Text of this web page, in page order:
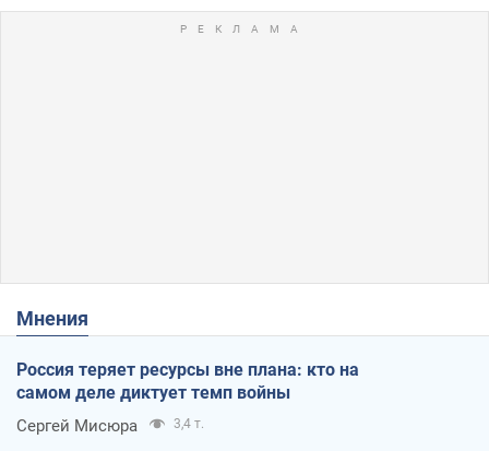
Мнения
Россия теряет ресурсы вне плана: кто на
самом деле диктует темп войны
Сергей Мисюра 3,4 т.